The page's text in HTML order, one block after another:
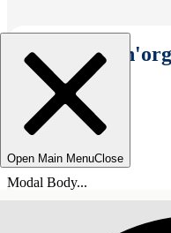
Seleziona
Open Main MenuClose
Modal Body...